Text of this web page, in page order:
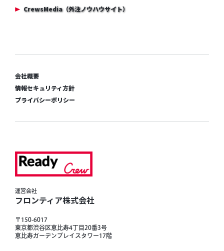
CrewsMedia（外注ノウハウサイト）
運営会社
フロンティア株式会社
〒150-6017
東京都渋谷区恵比寿4丁目20番3号
恵比寿ガーデンプレイスタワー17階
会社概要
情報セキュリティ方針
プライバシーポリシー